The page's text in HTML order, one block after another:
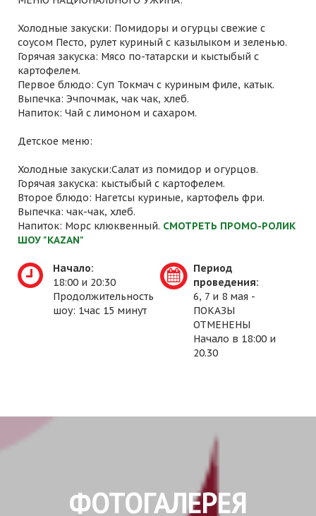
Холодные закуски: Помидоры и огурцы свежие с
соусом Песто, рулет куриный с казылыком и зеленью.
Горячая закуска: Мясо по-татарски и кыстыбый с
картофелем.
Первое блюдо: Суп Токмач с куриным филе, катык.
Выпечка: Эчпочмак, чак чак, хлеб.
Напиток: Чай с лимоном и сахаром.
Детское меню:
Холодные закуски:Салат из помидор и огурцов.
Горячая закуска: кыстыбый с картофелем.
Второе блюдо: Нагетсы куриные, картофель фри.
Выпечка: чак-чак, хлеб.
Напиток: Морс клюквенный. СМОТРЕТЬ ПРОМО-РОЛИК
ШОУ "KAZAN"
Начало:
18:00 и 20:30
Продолжительность
шоу: 1час 15 минут
Период
проведения:
6, 7 и 8 мая -
ПОКАЗЫ
ОТМЕНЕНЫ
Начало в 18:00 и
20.30
ФОТОГАЛЕРЕЯ